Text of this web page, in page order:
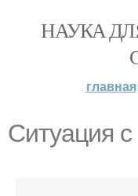
НАУКА
главная
Ситуация